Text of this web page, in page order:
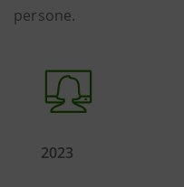
persone.
2023